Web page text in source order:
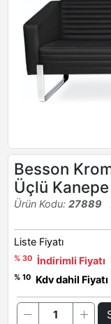
Besson
Üçlü Kanepe
Ürün Kodu: 27889
Liste Fiyatı
% 30
İndirimli Fiyatı
% 10
Kdv dahil Fiyatı